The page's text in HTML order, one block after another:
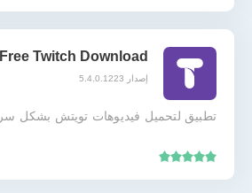
Free Twitch Download
إصدار 5.4.0.1223
تطبيق لتحميل فيديوهات تويتش بشكل